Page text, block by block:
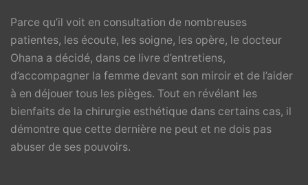
Parce qu’il voit en consultation de nombreuses
patientes, les écoute, les soigne, les opère, le docteur
Ohana a décidé, dans ce livre d’entretiens,
d’accompagner la femme devant son miroir et de l’aider
à en déjouer tous les pièges. Tout en révélant les
bienfaits de la chirurgie esthétique dans certains cas, il
démontre que cette dernière ne peut et ne dois pas
abuser de ses pouvoirs.